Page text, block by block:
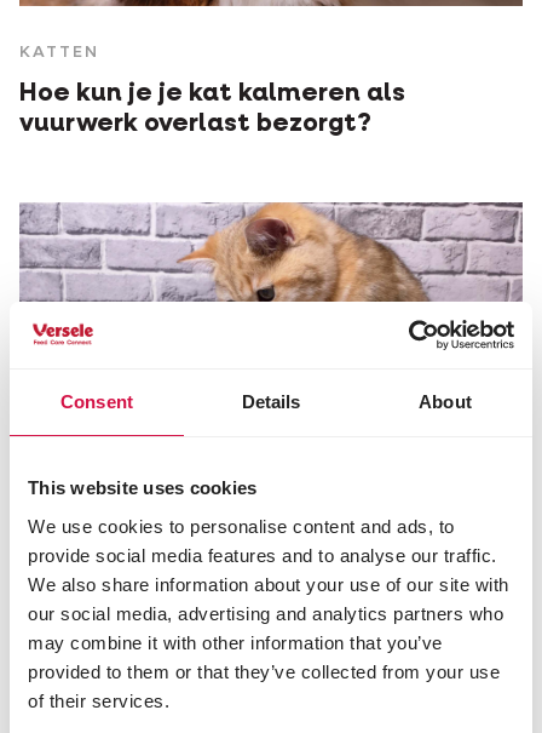
Consent Details About
This website uses cookies
We use cookies to personalise content and ads, to
provide social media features and to analyse our traffic.
We also share information about your use of our site with
our social media, advertising and analytics partners who
may combine it with other information that you’ve
provided to them or that they’ve collected from your use
of their services.
KATTEN
Hoe kun je je kat kalmeren als
vuurwerk overlast bezorgt?
KATTEN
Hoe help je je kat afkoelen bij warm
weer in de zomer?